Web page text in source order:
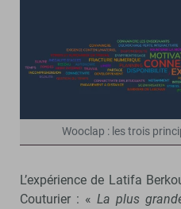
Wooclap : les trois
L’expérience de Latifa
Couturier : « La plus